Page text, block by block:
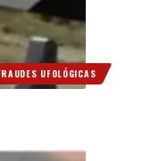
UFOLÓGICAS